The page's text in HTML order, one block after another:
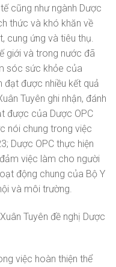
cũng như ngành Dược
thức và khó khăn về
cung ứng và tiêu thụ.
giới và trong nước đã
sóc sức khỏe của
đạt được nhiều kết quả
Tuyên ghi nhận, đánh
được của Dược OPC
nói chung trong việc
Dược OPC thực hiện
việc làm cho người
động chung của Bộ Y
và môi trường.
Tuyên đề nghị Dược
việc hoàn thiện thể